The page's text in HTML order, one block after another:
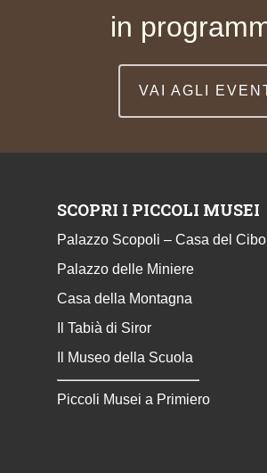
in
VAI AGLI
SCOPRI I PICCOLI MUSEI
Palazzo Scopoli – Casa del Cibo
Palazzo delle Miniere
Casa della Montagna
Il Tabià di Siror
Il Museo della Scuola
Piccoli Musei a Primiero